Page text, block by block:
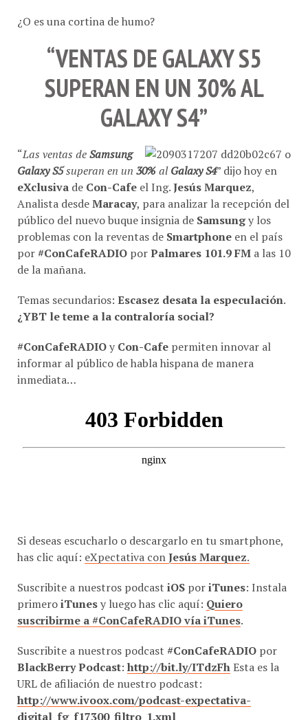
¿O es una cortina de humo?
“VENTAS DE GALAXY S5
SUPERAN EN UN 30% AL
GALAXY S4”
“Las ventas de Samsung
Galaxy S5superan en un 30% alGalaxy S4” dijo hoy en
eXclusiva de Con-Cafe el Ing. Jesús Marquez
Analista desde Maracay, para analizar la recepción del
público del nuevo buque insignia de Samsungy los
problemas con la reventas de Smartphone en el país
por #ConCafeRADIO porPalmares 101.9 FM a las 10
de la mañana.
Temas secundarios: Escasez desata la especulación
¿YBT le teme a la contraloría social?
#ConCafeRADIOy Con-Cafe permiten innovar al
informar al público de habla hispana de manera
inmediata…
Si deseas escucharlo o descargarlo en tu smartphone,
has clic aquí: eXpectativa conJesús Marquez
Suscribite a nuestros podcast iOS poriTunes: Instala
primero iTunes y luego has clic aquí: Quiero
suscribirme a #ConCafeRADIO vía iTunes.
Suscribite a nuestros podcast #ConCafeRADIO por
BlackBerry Podcast:http://bit.ly/ITdzFh Esta es la
URL de afiliación de nuestro podcast:
http://www.ivoox.com/podcast-expectativa-
digital_fg_f17300_filtro_1.xml